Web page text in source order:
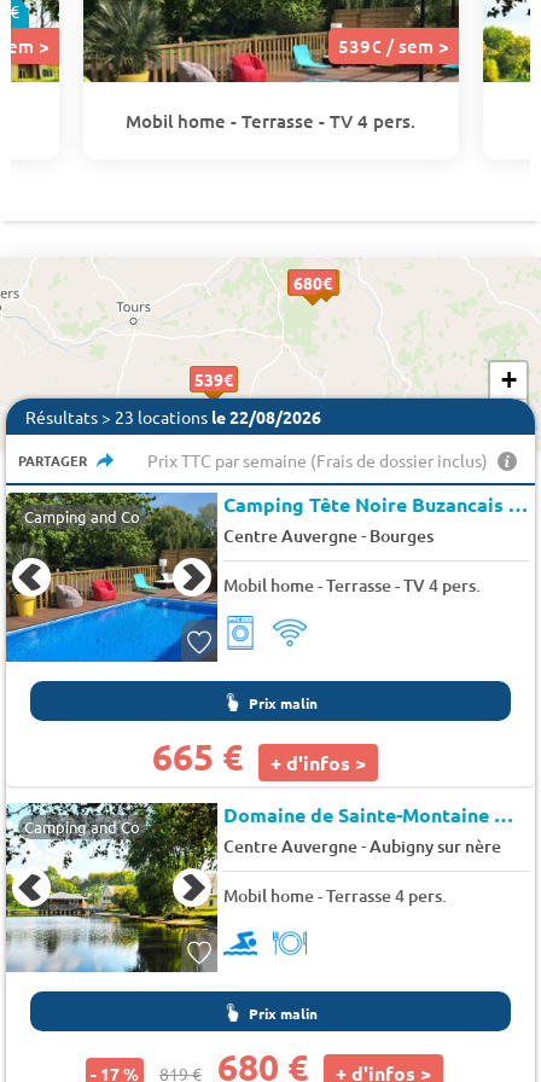
> 539€ / sem >
Mobil home - Terrasse - TV 4 pers.
680 €
775 €
680€
680€
539€
680€
680€
680€
680€
680€
680€
680€
539€
680€
680€
680€
680€
680€
680€
+
Résultats > 23 locations le 22/08/2026
PARTAGER Prix TTC par semaine (Frais de dossier inclus)
Camping and Co Camping Tête Noire Buzancais
Centre Auvergne- Bourges
Mobil home - Terrasse - TV 4 pers.
Prix malin
665 € + d'infos >
Camping and Co Domaine de Sainte-Montaine
Centre Auvergne-Aubigny sur nère
Mobil home - Terrasse 4 pers.
Prix malin
- 17 % 819 € 680 € + d'infos >